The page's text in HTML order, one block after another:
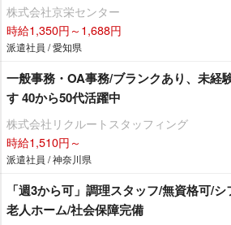
株式会社京栄センター
時給1,350円～1,688円
派遣社員 / 愛知県
一般事務・OA事務/ブランクあり、未経
す 40から50代活躍中
株式会社リクルートスタッフィング
時給1,510円～
派遣社員 / 神奈川県
「週3から可」調理スタッフ/無資格可/
老人ホーム/社会保障完備